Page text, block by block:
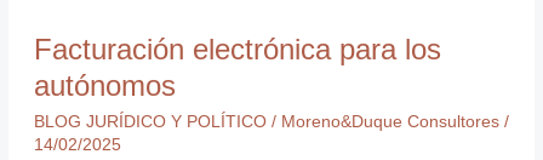
Facturación electrónica para los
autónomos
BLOG JURÍDICO Y POLÍTICO/ Moreno&Duque Consultores /
14/02/2025